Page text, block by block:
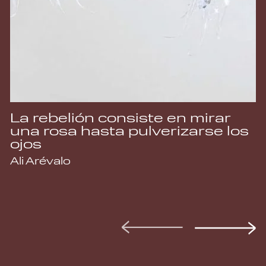
La rebelión consiste en mirar
una rosa hasta pulverizarse los
ojos
Ali Arévalo